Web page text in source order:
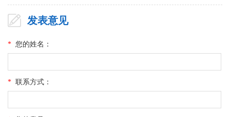
发表意见
* 您的姓名：
* 联系方式：